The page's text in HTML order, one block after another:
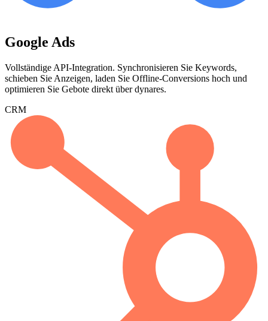
Google Ads
Vollständige API-Integration. Synchronisieren Sie Keywords,
schieben Sie Anzeigen, laden Sie Offline-Conversions hoch und
optimieren Sie Gebote direkt über dynares.
CRM